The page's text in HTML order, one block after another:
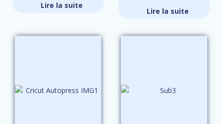
Lire la suite
Lire la suite